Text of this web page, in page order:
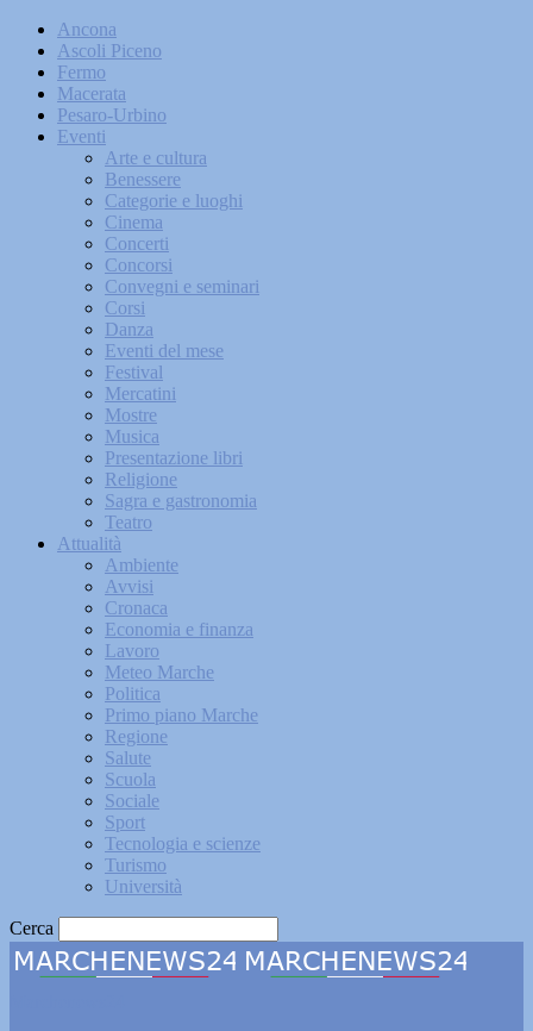
Ancona
Ascoli Piceno
Fermo
Macerata
Pesaro-Urbino
Eventi
Arte e cultura
Benessere
Categorie e luoghi
Cinema
Concerti
Concorsi
Convegni e seminari
Corsi
Danza
Eventi del mese
Festival
Mercatini
Mostre
Musica
Presentazione libri
Religione
Sagra e gastronomia
Teatro
Attualità
Ambiente
Avvisi
Cronaca
Economia e finanza
Lavoro
Meteo Marche
Politica
Primo piano Marche
Regione
Salute
Scuola
Sociale
Sport
Tecnologia e scienze
Turismo
Università
Cerca